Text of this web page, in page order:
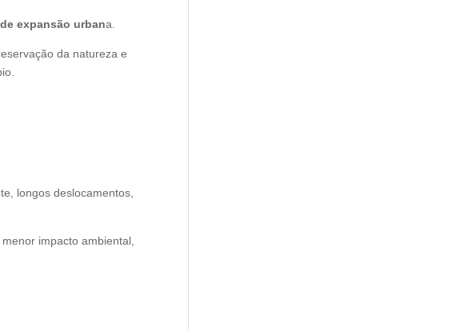
expansão urbana.
da natureza e
longos deslocamentos,
impacto ambiental,